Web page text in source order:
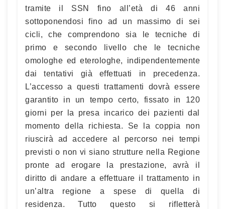
tramite il SSN fino all’età di 46 anni
sottoponendosi fino ad un massimo di sei
cicli, che comprendono sia le tecniche di
primo e secondo livello che le tecniche
omologhe ed eterologhe, indipendentemente
dai tentativi già effettuati in precedenza.
L’accesso a questi trattamenti dovrà essere
garantito in un tempo certo, fissato in 120
giorni per la presa incarico dei pazienti dal
momento della richiesta. Se la coppia non
riuscirà ad accedere al percorso nei tempi
previsti o non vi siano strutture nella Regione
pronte ad erogare la prestazione, avrà il
diritto di andare a effettuare il trattamento in
un’altra regione a spese di quella di
residenza. Tutto questo si rifletterà